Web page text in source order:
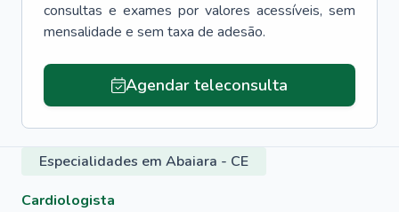
consultas e exames por valores acessíveis, sem
mensalidade e sem taxa de adesão.
Agendar teleconsulta
Especialidades em Abaiara - CE
Cardiologista